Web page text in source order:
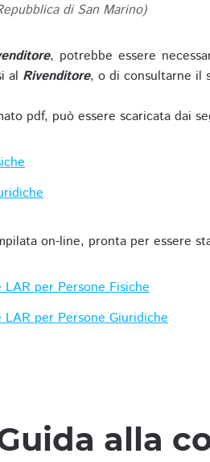
di San Marino)
, potrebbe essere
al Rivenditore, o di consultarne il
pdf, può essere scaricata dai
on-line, pronta per essere
per Persone Fisiche
LAR per Persone Giuridiche
alla